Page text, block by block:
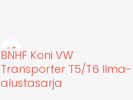
BNHF Koni VW
Transporter T5/T6 Ilma-
alustasarja